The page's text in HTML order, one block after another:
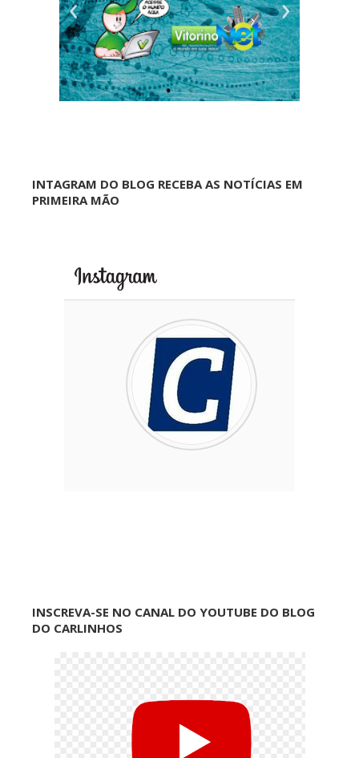
INTAGRAM DO BLOG RECEBA AS NOTÍCIAS EM
PRIMEIRA MÃO
INSCREVA-SE NO CANAL DO YOUTUBE DO BLOG
DO CARLINHOS